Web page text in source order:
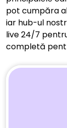
pot cumpăra
iar hub-ul
live 24/7
completă